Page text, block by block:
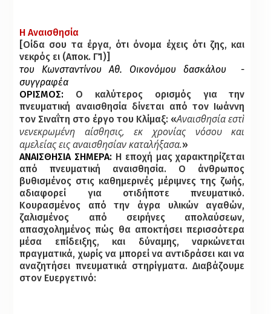
Η Αναισθησία
[Οίδα σου τα έργα, ότι όνομα έχεις ότι ζης, και
νεκρός ει (Αποκ. Γ΄1)]
του Κωνσταντίνου Αθ. Οικονόμου δασκάλου -
συγγραφέα
ΟΡΙΣΜΟΣ: Ο καλύτερος ορισμός για την
πνευματική αναισθησία δίνεται από τον Ιωάννη
τον Σιναΐτη στο έργο του Κλίμαξ: «Αναισθησία εστὶ
νενεκρωμένη αίσθησις,
εκ χρονίας νόσου και
αμελείας εις αναισθησίαν καταλήξασα.»
ΑΝΑΙΣΘΗΣΙΑ ΣΗΜΕΡΑ: Η εποχή μας χαρακτηρίζεται
από πνευματική αναισθησία. Ο άνθρωπος
βυθισμένος στις καθημερινές μέριμνες της ζωής,
αδιαφορεί για οτιδήποτε πνευματικό.
Κουρασμένος από την άγρα υλικών αγαθών,
ζαλισμένος από σειρήνες απολαύσεων,
απασχολημένος πώς θα αποκτήσει περισσότερα
μέσα επίδειξης, και δύναμης, ναρκώνεται
πραγματικά, χωρίς να μπορεί να αντιδράσει και να
αναζητήσει πνευματικά στηρίγματα. Διαβάζουμε
στον Ευεργετινό: